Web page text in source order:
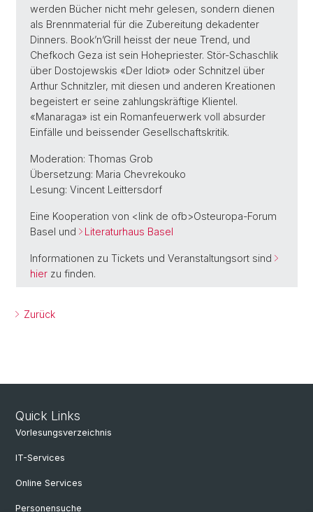
werden Bücher nicht mehr gelesen, sondern dienen
als Brennmaterial für die Zubereitung dekadenter
Dinners. Book’n’Grill heisst der neue Trend, und
Chefkoch Geza ist sein Hohepriester. Stör-Schaschlik
über Dostojewskis «Der Idiot» oder Schnitzel über
Arthur Schnitzler, mit diesen und anderen Kreationen
begeistert er seine zahlungskräftige Klientel.
«Manaraga» ist ein Romanfeuerwerk voll absurder
Einfälle und beissender Gesellschaftskritik.
Moderation: Thomas Grob
Übersetzung: Maria Chevrekouko
Lesung: Vincent Leittersdorf
Eine Kooperation von <link de ofb>Osteuropa-Forum
Basel und
Literaturhaus Basel
Informationen zu Tickets und Veranstaltungsort sind
hier zu finden.
Zurück
Quick Links
Vorlesungsverzeichnis
IT-Services
Online Services
Personensuche